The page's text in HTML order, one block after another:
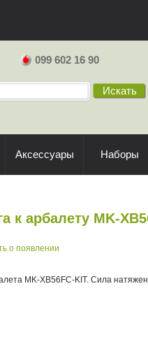
099 602 16 90
Искать
Аксессуары Наборы
к арбалету MK-
о появлении
MK-XB56FC-KIT. Сила